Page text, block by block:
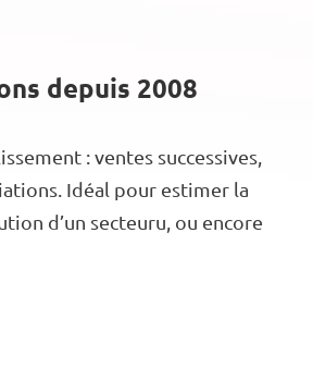
depuis 2008
: ventes successives,
Idéal pour estimer la
d’un secteuru, ou encore